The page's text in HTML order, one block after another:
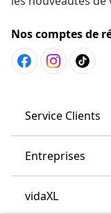
Nos comptes de
Service Clients
Entreprises
vidaXL